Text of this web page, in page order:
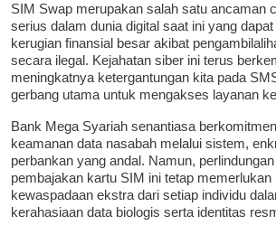
SIM Swap merupakan salah satu ancaman
serius dalam dunia digital saat ini yang
kerugian finansial besar akibat
secara ilegal. Kejahatan siber ini terus
meningkatnya ketergantungan kita pada
gerbang utama untuk mengakses layanan
Bank Mega Syariah senantiasa
keamanan data nasabah melalui sistem,
perbankan yang andal. Namun,
pembajakan kartu SIM ini tetap memerlukan
kewaspadaan ekstra dari setiap individu
kerahasiaan data biologis serta identitas